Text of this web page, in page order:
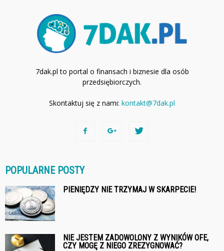
7dak.pl to portal o finansach i biznesie dla osób
przedsiębiorczych.
Skontaktuj się z nami: kontakt@7dak.pl
POPULARNE POSTY
PIENIĘDZY NIE TRZYMAJ W SKARPECIE!
NIE JESTEM ZADOWOLONY Z WYNIKÓW OFE,
CZY MOGĘ Z NIEGO ZREZYGNOWAĆ?